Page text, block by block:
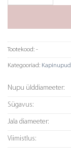
Tootekood: -
Kategooriad: Kapinupud
Nupu ülddiameeter:
Sügavus:
Jala diameeter:
Viimistlus: